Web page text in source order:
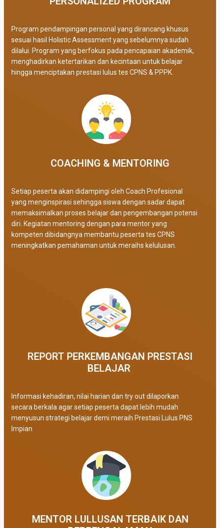
Program pendampingan personal yang dirancang khusus
sesuai hasil Holistic Assessment yang sebelumnya sudah
dilalui. Program yang berfokus pada pencapaian akademik,
menghadirkan ketertarikan dan kecintaan untuk belajar
hingga menciptakan prestasi lulus tes CPNS & PPPK.
COACHING & MENTORING
Setiap peserta akan didampingi oleh Coach Profesional
yang menginspirasi sehingga siswa dengan sadar dapat
memaksimalkan proses belajar dan pengembangan potensi
diri. Kegiatan mentoring dengan para mentor yang
kompeten dibidangnya membantu peserta tes CPNS
meningkatkan pemahaman untuk meraihs kelulusan.
REPORT PERKEMBANGAN PRESTASI
BELAJAR ​
Informasi kehadiran, nilai harian dan try out dilaporkan
secara berkala agar setiap peserta dapat lebih mudah
menyusun strategi belajar demi meraih Prestasi Lulus PNS
Impian
MENTOR LULLUSAN TERBAIK DAN